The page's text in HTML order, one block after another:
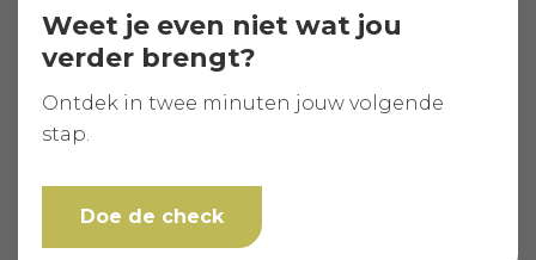
Weet je even niet wat jou
verder brengt?
Ontdek in twee minuten jouw volgende
stap.
Doe de check